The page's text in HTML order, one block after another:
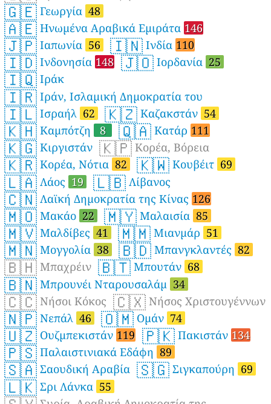
🇬🇪 Γεωργία 48
🇦🇪 Ηνωμένα Αραβικά Εμιράτα 146
🇯🇵 Ιαπωνία 56 🇮🇳 Ινδία 110
🇮🇩 Ινδονησία 148 🇯🇴 Ιορδανία 25
🇮🇶 Ιράκ
🇮🇷 Ιράν, Ισλαμική Δημοκρατία του
🇮🇱 Ισραήλ 62 🇰🇿 Καζακστάν 54
🇰🇭 Καμπότζη 8 🇶🇦 Κατάρ 111
🇰🇬 Κιργιστάν 🇰🇵 Κορέα, Βόρεια
🇰🇷 Κορέα, Νότια 82 🇰🇼 Κουβέιτ 69
🇱🇦 Λάος 19 🇱🇧 Λίβανος
🇨🇳 Λαϊκή Δημοκρατία της Κίνας 126
🇲🇴 Μακάο 22 🇲🇾 Μαλαισία 85
🇲🇻 Μαλδίβες 41 🇲🇲 Μιανμάρ 51
🇲🇳 Μογγολία 38 🇧🇩 Μπανγκλαντές 82
🇧🇭 Μπαχρέιν 🇧🇹 Μπουτάν 68
🇧🇳 Μπρουνέι Νταρουσαλάμ 34
🇨🇨 Νήσοι Κόκος 🇨🇽 Νήσος Χριστουγέννων
🇳🇵 Νεπάλ 46 🇴🇲 Ομάν 74
🇺🇿 Ουζμπεκιστάν 119 🇵🇰 Πακιστάν 134
🇵🇸 Παλαιστινιακά Εδάφη 89
🇸🇦 Σαουδική Αραβία 🇸🇬 Σιγκαπούρη 69
🇱🇰 Σρι Λάνκα 55